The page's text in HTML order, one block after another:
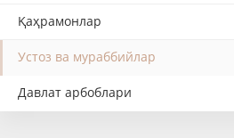
Қаҳрамонлар
Устоз ва мураббийлар
Давлат арбоблари